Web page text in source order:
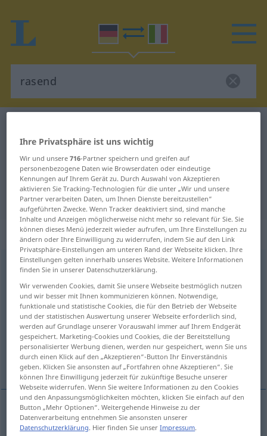
Deutsch-Italienisch Übersetzung
für "rasend"
"rasend" Italienisch Übersetzung
„rasend“: Adjektiv
rasendadj
Übersicht aller Übersetzungen
(Für mehr Details die Übersetzung anklicken/antippen)
furioso, rabbioso fortissimo
Weitere Beispiele...
furioso,rabbioso rasendwütend
Ihre Privatsphäre ist uns wichtig
Wir und unsere716-Partner speichern und greifen auf
personenbezogene Daten wie Browserdaten oder eindeutige
Kennungen auf Ihrem Gerät zu. Durch Auswahl von Akzeptieren
aktivieren Sie Tracking-Technologien für die unter „Wir und unsere
Partner verarbeiten Daten, um Ihnen Dienste bereitzustellen“
aufgeführten Zwecke. Wenn Tracker deaktiviert sind, sind manche
Inhalte und Anzeigen möglicherweise nicht mehr so relevant für Sie. Sie
können dieses Menü jederzeit wieder aufrufen, um Ihre Einstellungen zu
ändern oder Ihre Einwilligung zu widerrufen, indem Sie auf den Link
Privatsphäre-Einstellungen am unteren Rand der Webseite klicken. Ihre
Einstellungen gelten innerhalb unseres Website. Weitere Informationen
finden Sie in unserer Datenschutzerklärung.
Wir verwenden Cookies, damit Sie unsere Webseite bestmöglich nutzen
und wir besser mit Ihnen kommunizieren können. Notwendige,
funktionale und statistische Cookies, die für den Betrieb der Webseite
und der statistischen Auswertung unserer Webseite erforderlich sind,
werden auf Grundlage unserer Vorauswahl immer auf Ihrem Endgerät
gespeichert. Marketing-Cookies und Cookies, die der Bereitstellung
personalisierter Werbung dienen, werden nur gespeichert, wenn Sie uns
durch einen Klick auf den „Akzeptieren“-Button Ihr Einverständnis
geben. Klicken Sie ansonsten auf „Fortfahren ohne Akzeptieren“. Sie
können Ihre Einwilligung jederzeit für zukünftige Besuche unserer
Webseite widerrufen. Wenn Sie weitere Informationen zu den Cookies
und den Anpassungsmöglichkeiten möchten, klicken Sie einfach auf den
Button „Mehr Optionen“. Weitergehende Hinweise zu der
Datenverarbeitung entnehmen Sie ansonsten unserer
Datenschutzerklärung. Hier finden Sie unserImpressum.